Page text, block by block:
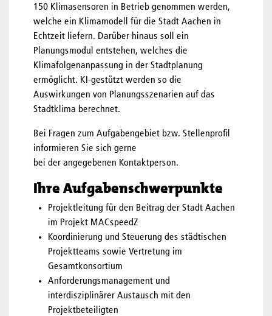
150 Klimasensoren in Betrieb genommen werden,
welche ein Klimamodell für die Stadt Aachen in
Echtzeit liefern. Darüber hinaus soll ein
Planungsmodul entstehen, welches die
Klimafolgenanpassung in der Stadtplanung
ermöglicht. KI-gestützt werden so die
Auswirkungen von Planungsszenarien auf das
Stadtklima berechnet.
Bei Fragen zum Aufgabengebiet bzw. Stellenprofil
informieren Sie sich gerne
bei der angegebenen Kontaktperson.
Ihre Aufgabenschwerpunkte
Projektleitung für den Beitrag der Stadt Aachen
im Projekt MACspeedZ
Koordinierung und Steuerung des städtischen
Projektteams sowie Vertretung im
Gesamtkonsortium
Anforderungsmanagement und
interdisziplinärer Austausch mit den
Projektbeteiligten